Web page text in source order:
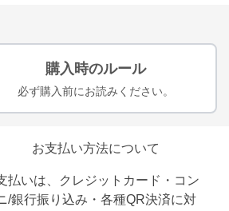
購入時のルール
必ず購入前にお読みください。
お支払い方法について
払いは、クレジットカード・コン
/銀行振り込み・各種QR決済に対